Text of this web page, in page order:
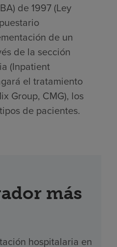
de 1997 (Ley
de un
de la sección
(Inpatient
el tratamiento
Group, CMG), los
de pacientes.
más
hospitalaria en